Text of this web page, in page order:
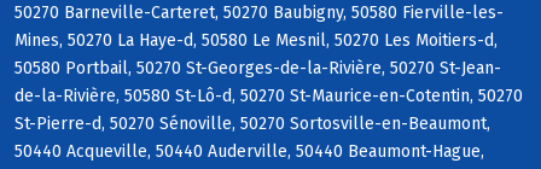
50270 Barneville-Carteret, 50270 Baubigny, 50580 Fierville-les-
Mines, 50270 La Haye-d, 50580 Le Mesnil, 50270 Les Moitiers-d,
50580 Portbail, 50270 St-Georges-de-la-Rivière, 50270 St-Jean-
de-la-Rivière, 50580 St-Lô-d, 50270 St-Maurice-en-Cotentin, 50270
St-Pierre-d, 50270 Sénoville, 50270 Sortosville-en-Beaumont,
50440 Acqueville, 50440 Auderville, 50440 Beaumont-Hague,